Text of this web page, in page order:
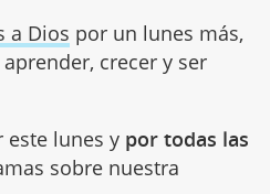
a Dios por un lunes más,
crecer y ser
este lunes y por todas las
sobre nuestra